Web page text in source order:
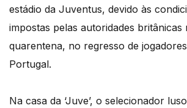
estádio da Juventus, devido às
impostas pelas autoridades britânicas
quarentena, no regresso de
Portugal.
Na casa da ‘Juve’, o selecionador